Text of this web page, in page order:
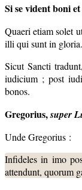
Si se vident boni
Quaeri etiam solet
illi qui sunt in gloria.
Sicut Sancti
iudicium ; post
bonos.
Gregorius,super
Unde Gregorius :
Infideles in imo
attendunt, quorum